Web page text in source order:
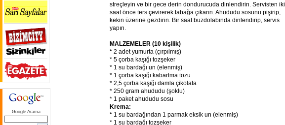
Google Arama
streçleyin ve bir gece derin dondurucuda dinlendirin. Servisten iki
saat önce ters çevirerek tabağa çıkarın. Ahududu sosunu pişirip,
kekin üzerine gezdirin. Bir saat buzdolabında dinlendirip, servis
yapın.
MALZEMELER (10 kişilik)
* 2 adet yumurta (çırpılmış)
* 5 çorba kaşığı tozşeker
* 1 su bardağı un (elenmiş)
* 1 çorba kaşığı kabartma tozu
* 2,5 çorba kaşığı damla çikolata
* 250 gram ahududu (şoklu)
* 1 paket ahududu sosu
Krema:
* 1 su bardağından 1 parmak eksik un (elenmiş)
* 1 su bardağı tozşeker